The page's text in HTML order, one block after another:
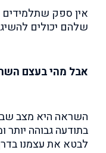
אין ספק
שלהם יכולים
אבל מהי בעצם
השראה היא מצב
בתודעה גבוהה יותר
לבטא את עצמנו